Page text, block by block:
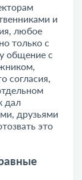
и
любое
только с
общение с
согласия,
дал
друзьями
это